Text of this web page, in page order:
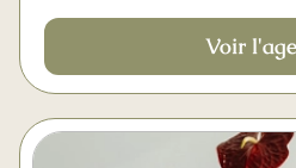
Voir